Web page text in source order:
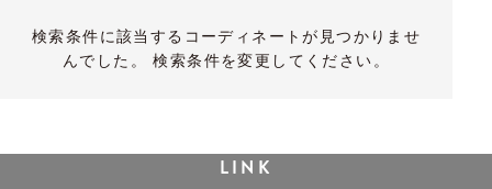
検索条件に該当するコーディネートが見つかりませ
んでした。 検索条件を変更してください。
LINK